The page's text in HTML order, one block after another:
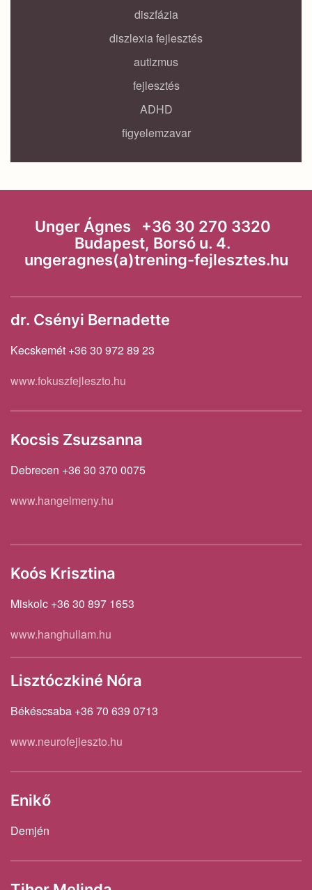
diszfázia
diszlexia fejlesztés
autizmus
fejlesztés
ADHD
figyelemzavar
Unger Ágnes +36 30 270 3320
Budapest, Borsó u. 4.
ungeragnes(a)trening-fejlesztes.hu
dr. Csényi Bernadette
Kecskemét +36 30 972 89 23
www.fokuszfejleszto.hu
Kocsis Zsuzsanna
Debrecen +36 30 370 0075
www.hangelmeny.hu
Koós Krisztina
Miskolc +36 30 897 1653
www.hanghullam.hu
Lisztóczkiné Nóra
Békéscsaba +36 70 639 0713
www.neurofejleszto.hu
Enikő
Demjén